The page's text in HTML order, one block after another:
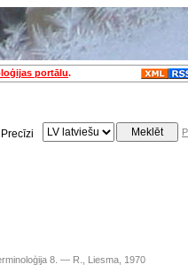
portālu.
Precīzi
8. — R., Liesma, 1970